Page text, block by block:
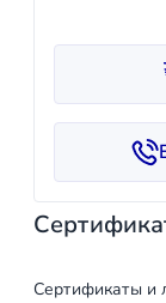
е
в
о
о
Сертификаты и